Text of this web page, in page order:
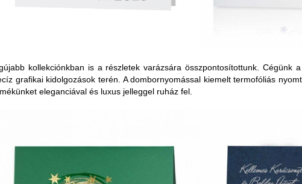
kollekciónkban is a részletek varázsára összpontosítottunk. Cégünk
grafikai kidolgozások terén. A dombornyomással kiemelt termofóliás
eleganciával és luxus jelleggel ruház fel.